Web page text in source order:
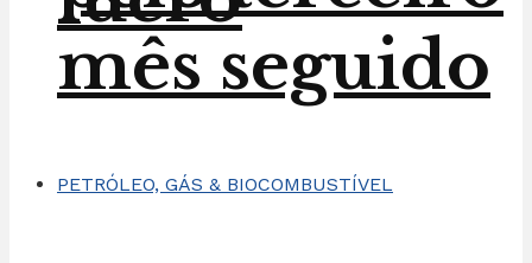
mês seguido
PETRÓLEO, GÁS & BIOCOMBUSTÍVEL